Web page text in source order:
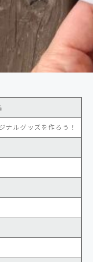
ナルグッズを作ろう！